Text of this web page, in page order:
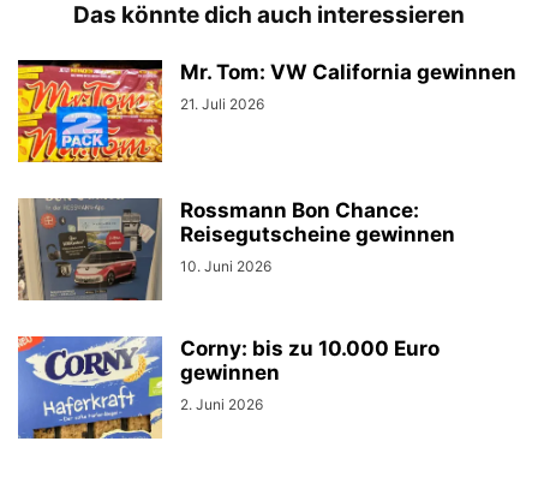
Das könnte dich auch interessieren
Mr. Tom: VW California gewinnen
21. Juli 2026
Rossmann Bon Chance:
Reisegutscheine gewinnen
10. Juni 2026
Corny: bis zu 10.000 Euro
gewinnen
2. Juni 2026